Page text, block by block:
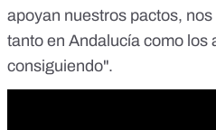
apoyan nuestros pactos,
tanto en Andalucía como los
consiguiendo".